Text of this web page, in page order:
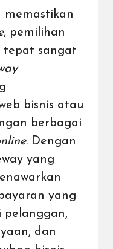
memastikan
, pemilihan
sangat
bisnis atau
berbagai
. Dengan
yang
yang
pelanggan,
dan